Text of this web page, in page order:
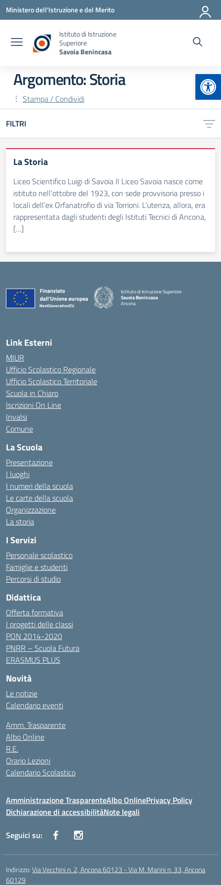
Vai ai contenuti
Vai al menu di navigazione
Vai al footer
Ministero dell'Istruzione e del Merito
Istituto di Istruzione
Superiore
Savoia Benincasa
Argomento: Storia
Stampa / Condividi
FILTRI
La Storia
Liceo Scientifico Luigi di Savoia Il Liceo Savoia nasce come
istituto nell’ottobre del 1923, con sede provvisoria presso i
locali dell’ex Orfanatrofio di via Torrioni. L’utenza, allora, era
rappresentata dagli studenti degli Istituti Tecnici di Ancona,
[…]
Istituto di Istruzione Superiore
Savoia Benincasa
Ancona
Link Esterni
MIUR
Ufficio Scolastico Regionale
Ufficio Scolastico Territoriale
Scuola in Chiaro
Iscrizioni On Line
Invalsi
Comune
La Scuola
Presentazione
I luoghi
I numeri della scuola
Le carte della scuola
Organizzazione
La storia
I Servizi
Personale scolastico
Famiglie e studenti
Percorsi di studio
Didattica
Offerta formativa
I progetti delle classi
PON 2014-2020
PNRR – Scuola Futura
ERASMUS PLUS
Novità
Le notizie
Calendario eventi
Amm. Trasparente
Albo Online
R.E.
Orario Lezioni
Calendario Scolastico
Amministrazione TrasparenteAlbo OnlinePrivacy Policy
Dichiarazione di accessibilitàNote legali
Seguici su:
Indirizzo:Via Vecchini n. 2, Ancona 60123 - Via M. Marini n. 33, Ancona
60129